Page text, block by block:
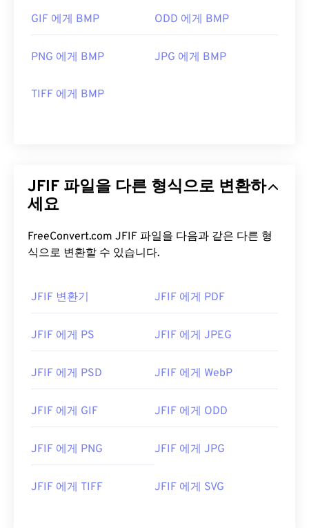
GIF 에게 BMP ODD 에게 BMP
PNG 에게 BMP JPG 에게 BMP
TIFF 에게 BMP
JFIF 파일을 다른 형식으로 변환하
세요
FreeConvert.com JFIF 파일을 다음과 같은 다른 형
식으로 변환할 수 있습니다.
JFIF 변환기 JFIF 에게 PDF
JFIF 에게 PS JFIF 에게 JPEG
JFIF 에게 PSD JFIF 에게 WebP
JFIF 에게 GIF JFIF 에게 ODD
JFIF 에게 PNG JFIF 에게 JPG
JFIF 에게 TIFF JFIF 에게 SVG